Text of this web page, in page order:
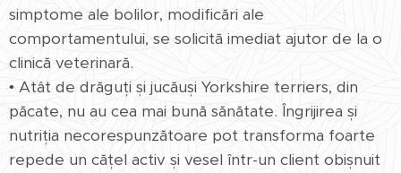
simptome ale bolilor, modificări ale
comportamentului, se solicită imediat ajutor de la o
clinică veterinară.
• Atât de drăguți și jucăuși Yorkshire terriers, din
păcate, nu au cea mai bună sănătate. Îngrijirea și
nutriția necorespunzătoare pot transforma foarte
repede un cățel activ și vesel într-un client obișnuit